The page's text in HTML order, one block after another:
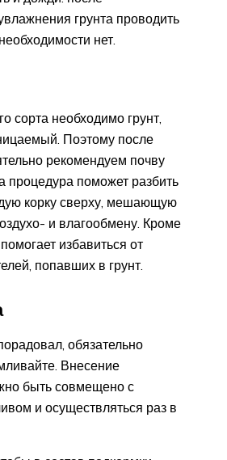
грунта проводить
нет.
сорта необходимо грунт,
Поэтому после
рекомендуем почву
процедура поможет разбить
корку сверху, мешающую
и влагообмену. Кроме
избавиться от
попавших в грунт.
обязательно
Внесение
быть совмещено с
и осуществляться раз в